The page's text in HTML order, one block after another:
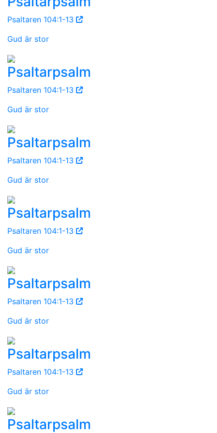
Psaltaren 104:1-13
Gud är stor
Psaltarpsalm
Psaltaren 104:1-13
Gud är stor
Psaltarpsalm
Psaltaren 104:1-13
Gud är stor
Psaltarpsalm
Psaltaren 104:1-13
Gud är stor
Psaltarpsalm
Psaltaren 104:1-13
Gud är stor
Psaltarpsalm
Psaltaren 104:1-13
Gud är stor
Psaltarpsalm